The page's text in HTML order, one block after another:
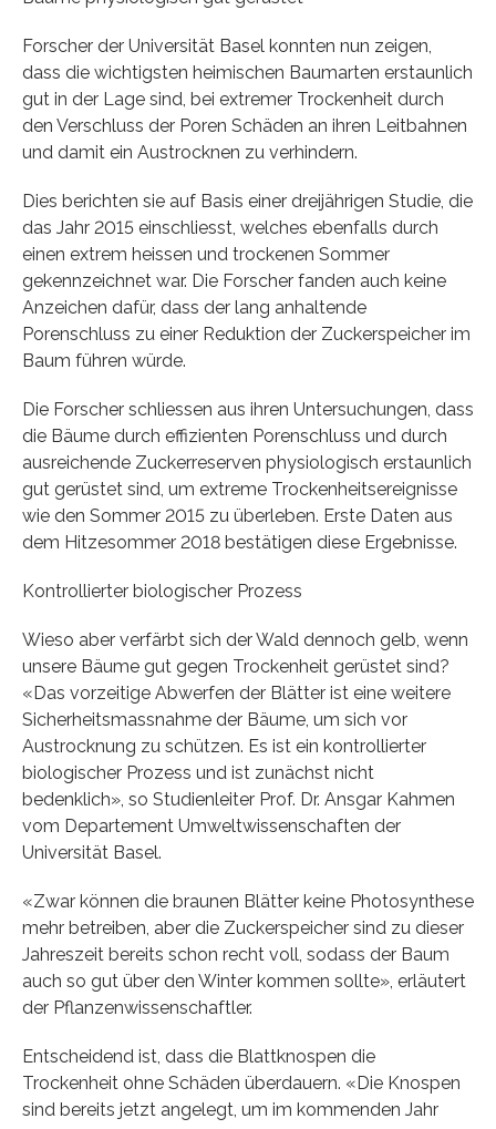
Forscher der Universität Basel konnten nun zeigen,
dass die wichtigsten heimischen Baumarten erstaunlich
gut in der Lage sind, bei extremer Trockenheit durch
den Verschluss der Poren Schäden an ihren Leitbahnen
und damit ein Austrocknen zu verhindern.
Dies berichten sie auf Basis einer dreijährigen Studie, die
das Jahr 2015 einschliesst, welches ebenfalls durch
einen extrem heissen und trockenen Sommer
gekennzeichnet war. Die Forscher fanden auch keine
Anzeichen dafür, dass der lang anhaltende
Porenschluss zu einer Reduktion der Zuckerspeicher im
Baum führen würde.
Die Forscher schliessen aus ihren Untersuchungen, dass
die Bäume durch effizienten Porenschluss und durch
ausreichende Zuckerreserven physiologisch erstaunlich
gut gerüstet sind, um extreme Trockenheitsereignisse
wie den Sommer 2015 zu überleben. Erste Daten aus
dem Hitzesommer 2018 bestätigen diese Ergebnisse.
Kontrollierter biologischer Prozess
Wieso aber verfärbt sich der Wald dennoch gelb, wenn
unsere Bäume gut gegen Trockenheit gerüstet sind?
«Das vorzeitige Abwerfen der Blätter ist eine weitere
Sicherheitsmassnahme der Bäume, um sich vor
Austrocknung zu schützen. Es ist ein kontrollierter
biologischer Prozess und ist zunächst nicht
bedenklich», so Studienleiter Prof. Dr. Ansgar Kahmen
vom Departement Umweltwissenschaften der
Universität Basel.
«Zwar können die braunen Blätter keine Photosynthese
mehr betreiben, aber die Zuckerspeicher sind zu dieser
Jahreszeit bereits schon recht voll, sodass der Baum
auch so gut über den Winter kommen sollte», erläutert
der Pflanzenwissenschaftler.
Entscheidend ist, dass die Blattknospen die
Trockenheit ohne Schäden überdauern. «Die Knospen
sind bereits jetzt angelegt, um im kommenden Jahr